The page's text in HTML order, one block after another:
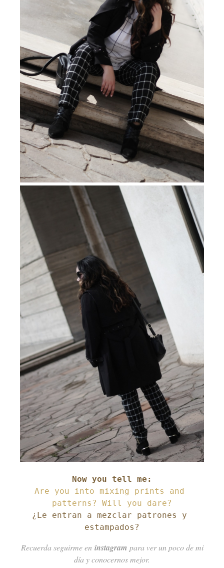
Are you into mixing prints and
¿Le entran a mezclar patrones y
estampados?
Recuerda seguirme en instagram para ver un poco de mi
día y conocernos mejor.